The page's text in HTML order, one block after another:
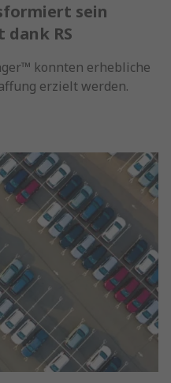
sein
RS
konnten erhebliche
erzielt werden.